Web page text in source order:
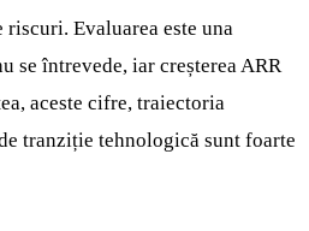
riscuri. Evaluarea este una
se întrevede, iar creșterea ARR
aceste cifre, traiectoria
tranziție tehnologică sunt foarte